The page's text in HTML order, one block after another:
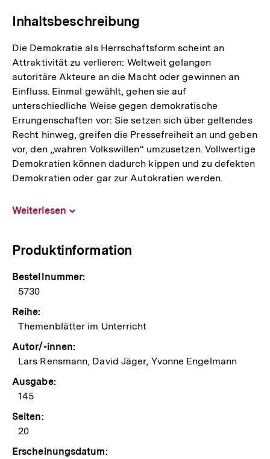
Inhaltsbeschreibung
Die Demokratie als Herrschaftsform scheint an
Attraktivität zu verlieren: Weltweit gelangen
autoritäre Akteure an die Macht oder gewinnen an
Einfluss. Einmal gewählt, gehen sie auf
unterschiedliche Weise gegen demokratische
Errungenschaften vor: Sie setzen sich über geltendes
Recht hinweg, greifen die Pressefreiheit an und geben
vor, den „wahren Volkswillen“ umzusetzen. Vollwertige
Demokratien können dadurch kippen und zu defekten
Demokratien oder gar zur Autokratien werden.
Weiterlesen
Produktinformation
Bestellnummer:
5730
Reihe:
Themenblätter im Unterricht
Autor/-innen:
Lars Rensmann, David Jäger, Yvonne Engelmann
Ausgabe:
145
Seiten:
20
Erscheinungsdatum: